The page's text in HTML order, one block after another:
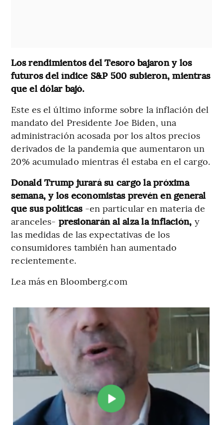
Los rendimientos del Tesoro bajaron y los
futuros del índice S&P 500 subieron, mientras
que el dólar bajó.
Este es el último informe sobre la inflación del
mandato del Presidente Joe Biden, una
administración acosada por los altos precios
derivados de la pandemia que aumentaron un
20% acumulado mientras él estaba en el cargo.
Donald Trump jurará su cargo la próxima
semana, y los economistas prevén en general
que sus políticas-en particular en materia de
aranceles- presionarán al alza la inflación, y
las medidas de las expectativas de los
consumidores también han aumentado
recientemente.
Lea más en Bloomberg.com